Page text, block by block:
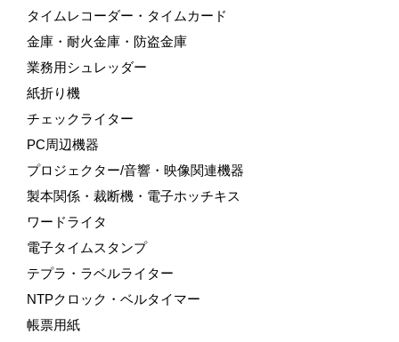
タイムレコーダー・タイムカード
金庫・耐火金庫・防盗金庫
業務用シュレッダー
紙折り機
チェックライター
PC周辺機器
プロジェクター/音響・映像関連機器
製本関係・裁断機・電子ホッチキス
ワードライタ
電子タイムスタンプ
テプラ・ラベルライター
NTPクロック・ベルタイマー
帳票用紙